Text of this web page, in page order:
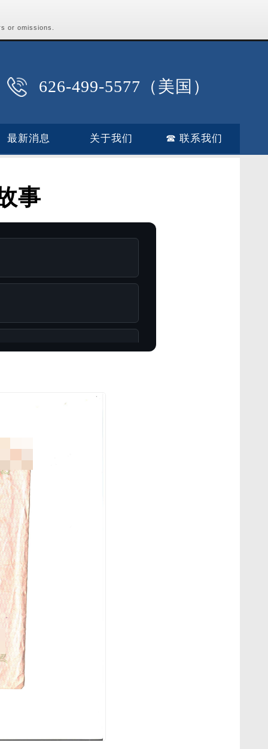
or omissions.
626-499-5577（美国）
最新消息 关于我们 ☎ 联系我们
事